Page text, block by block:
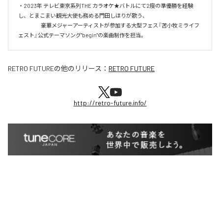
・2023年 テレビ東京系列THE カラオケ★バトルにて2度の準優勝を経験
し、とまこまい観光大使も務める門田しほりが歌う、
豪華メジャーアーティストが参加する大型フェス『苫小牧ミライフ
ェスト』公式テーマソング"begin"の楽曲制作を担当。
RETRO FUTUREの他のリリース： RETRO FUTURE
http://retro-future.info/